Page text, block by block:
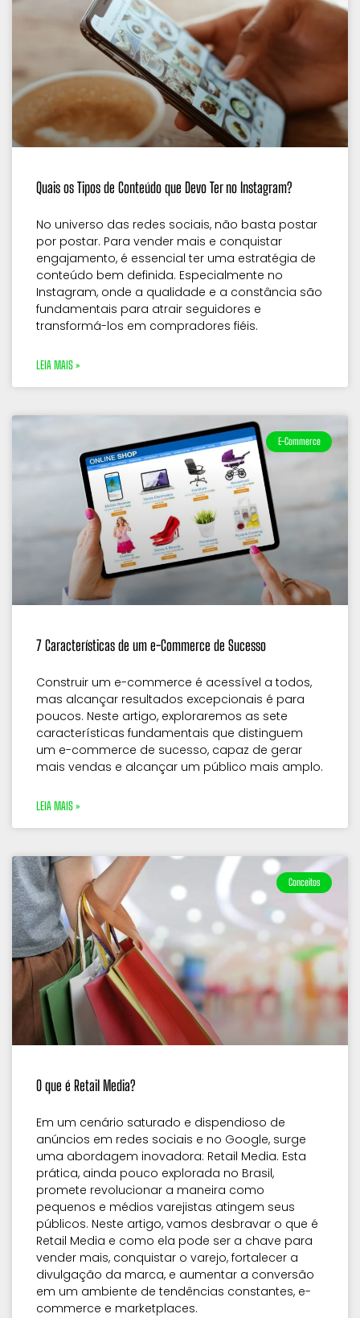
Quais os Tipos de Conteúdo que Devo Ter no Instagram?
No universo das redes sociais, não basta postar
por postar. Para vender mais e conquistar
engajamento, é essencial ter uma estratégia de
conteúdo bem definida. Especialmente no
Instagram, onde a qualidade e a constância são
fundamentais para atrair seguidores e
transformá-los em compradores fiéis.
LEIA MAIS »
E-Commerce
7 Características de um e-Commerce de Sucesso
Construir um e-commerce é acessível a todos,
mas alcançar resultados excepcionais é para
poucos. Neste artigo, exploraremos as sete
características fundamentais que distinguem
um e-commerce de sucesso, capaz de gerar
mais vendas e alcançar um público mais amplo.
LEIA MAIS »
Conceitos
O que é Retail Media?
Em um cenário saturado e dispendioso de
anúncios em redes sociais e no Google, surge
uma abordagem inovadora: Retail Media. Esta
prática, ainda pouco explorada no Brasil,
promete revolucionar a maneira como
pequenos e médios varejistas atingem seus
públicos. Neste artigo, vamos desbravar o que é
Retail Media e como ela pode ser a chave para
vender mais, conquistar o varejo, fortalecer a
divulgação da marca, e aumentar a conversão
em um ambiente de tendências constantes, e-
commerce e marketplaces.